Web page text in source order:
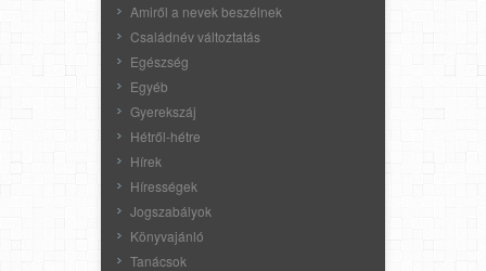
Amiről a nevek beszélnek
Családnév változtatás
Egészség
Egyéb
Gyerekszáj
Hétről-hétre
Hírek
Hírességek
Jogszabályok
Könyvajánló
Tanácsok